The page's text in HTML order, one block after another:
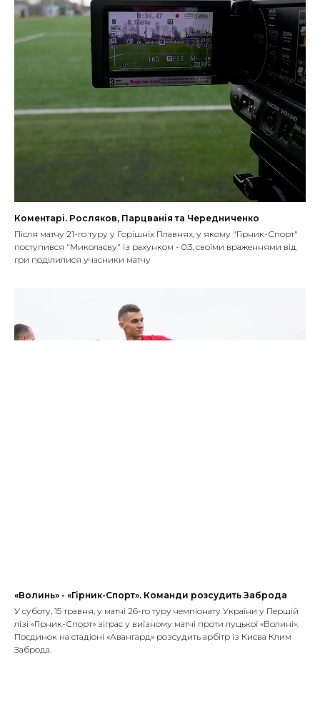
Коментарі. Росляков, Парцванія та Чередниченко
Після матчу 21-го туру у Горішніх Плавнях, у якому "Гірник-Спорт"
поступився "Миколаєву" із рахунком - 0:3, своїми враженнями від
гри поділилися учасники матчу
«Волинь» - «Гірник-Спорт». Команди розсудить Заброда
У суботу, 15 травня, у матчі 26-го туру чемпіонату України у Першій
лізі «Гірник-Спорт» зіграє у виїзному матчі проти луцької «Волині».
Поєдинок на стадіоні «Авангард» розсудить арбітр із Києва Клим
Заброда.